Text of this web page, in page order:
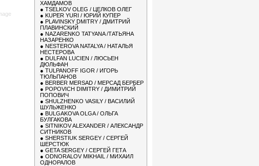
ХАМДАМОВ
● TSELKOV OLEG / ЦЕЛКОВ ОЛЕГ
● KUPER YURI / ЮРИЙ КУПЕР
● PLAVINSKY DMITRY / ДМИТРИЙ
ПЛАВИНСКИЙ
● NAZARENKO TATYANA /ТАТЬЯНА
НАЗАРЕНКО
● NESTEROVA NATALYA / НАТАЛЬЯ
НЕСТЕРОВА
● DULFAN LUCIEN / ЛЮСЬЕН
ДЮЛЬФАН
● TULPANOFF IGOR / ИГОРЬ
ТЮЛЬПАНОВ
● BERBER MERSAD / МЕРСАД БЕРБЕР
● POPOVICH DIMITRY / ДИМИТРИЙ
ПОПОВИЧ
● SHULZHENKO VASILY / ВАСИЛИЙ
ШУЛЬЖЕНКО
● BULGAKOVA OLGA / ОЛЬГА
БУЛГАКОВА
● SITNIKOV ALEXANDER / АЛЕКСАНДР
СИТНИКОВ
● SHERSTIUK SERGEY / СЕРГЕЙ
ШЕРСТЮК
● GETA SERGEY / СЕРГЕЙ ГЕТА
● ODNORALOV MIKHAIL / МИХАИЛ
ОДНОРАЛОВ